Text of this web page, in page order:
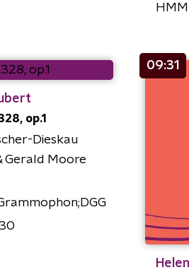
op.1
Dieskau
Gerald Moore
09:31